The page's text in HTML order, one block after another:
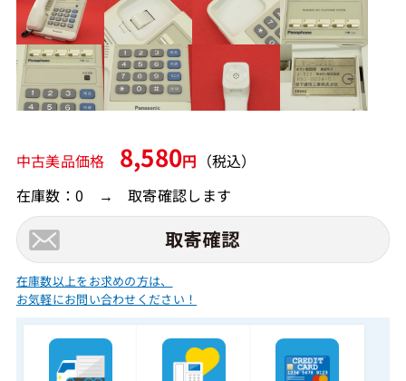
中古美品価格 8,580円 （税込）
在庫数：0 → 取寄確認します
在庫数以上をお求めの方は、
お気軽にお問い合わせください！